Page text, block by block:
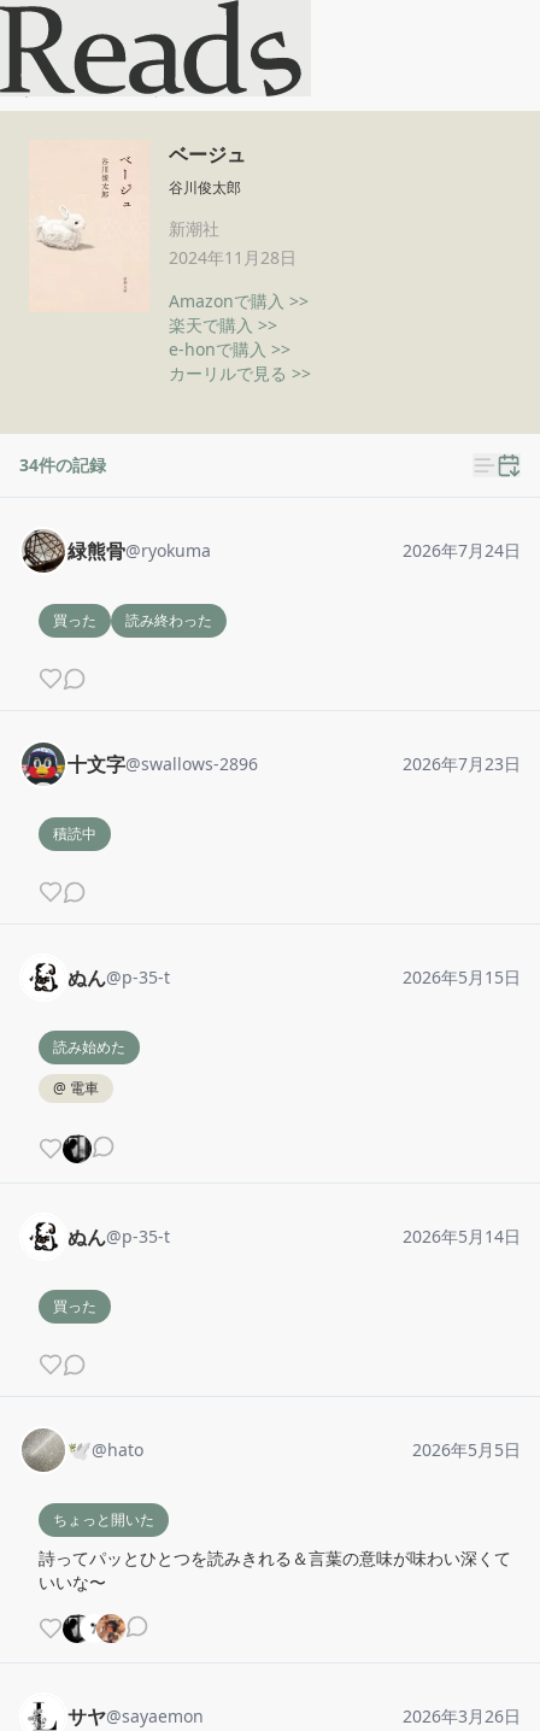
ベージュ
ホーム ベージュ
ベージュ
谷川俊太郎
新潮社
2024年11月28日
Amazonで購入 >>
楽天で購入 >>
e-honで購入 >>
カーリルで見る >>
34件の記録
緑熊骨@ryokuma 2026年7月24日
買った 読み終わった
十文字@swallows-2896 2026年7月23日
積読中
ぬん@p-35-t 2026年5月15日
読み始めた
@ 電車
ぬん@p-35-t 2026年5月14日
買った
🕊️@hato 2026年5月5日
ちょっと開いた
詩ってパッとひとつを読みきれる＆言葉の意味が味わい深くて
いいな〜
サヤ@sayaemon 2026年3月26日